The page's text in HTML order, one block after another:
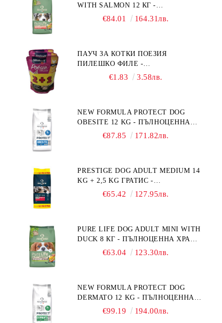
WITH SALMON 12 КГ -
ПЪЛНОЦЕННА ХРАНА ЗА
БЕЗ ЗЪРНО, БЕЗ ГЛУТЕН.
ПРОИЗВЕДЕНА ВЪВ ФРАНЦИЯ.
€84.01 164.31лв.
ПАУЧ ЗА КОТКИ ПОЕЗИЯ
ПИЛЕШКО ФИЛЕ -
ПРОМОКОМПЛЕКТ 3 БР.
€1.83 3.58лв.
NEW FORMULA PROTECT DOG
OBESITE 12 KG - ПЪЛНОЦЕННА
ДИЕТИЧНА ХРАНА ЗА КУЧЕТА
"РЕГУЛИРАНЕ НА ВНОСА НА
ГЛЮКОЗА (DIABETES MELLITUS)."
€87.85 171.82лв.
PRESTIGE DOG ADULT MEDIUM 14
KG + 2,5 KG ГРАТИС -
ПЪЛНОЦЕННА ХРАНА ЗА
€65.42 127.95лв.
PURE LIFE DOG ADULT MINI WITH
DUCK 8 КГ - ПЪЛНОЦЕННА ХРАНА
ЗА ПОРАСНАЛИ КУЧЕТА ОТ
ГЛУТЕН. ПРОИЗВЕДЕНА ВЪВ
ФРАНЦИЯ.
€63.04 123.30лв.
NEW FORMULA PROTECT DOG
DERMATO 12 KG - ПЪЛНОЦЕННА
ДИЕТИЧНА ХРАНА ЗА КУЧЕТА
€99.19 194.00лв.